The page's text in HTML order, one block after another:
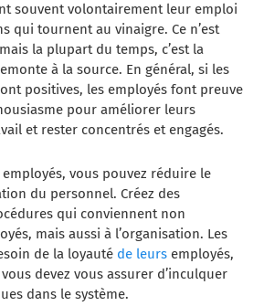
souvent volontairement leur emploi
qui tournent au vinaigre. Ce n’est
la plupart du temps, c’est la
à la source. En général, si les
positives, les employés font preuve
pour améliorer leurs
et rester concentrés et engagés.
vous pouvez réduire le
du personnel. Créez des
qui conviennent non
mais aussi à l’organisation. Les
de la loyauté de leurs employés,
devez vous assurer d’inculquer
dans le système.